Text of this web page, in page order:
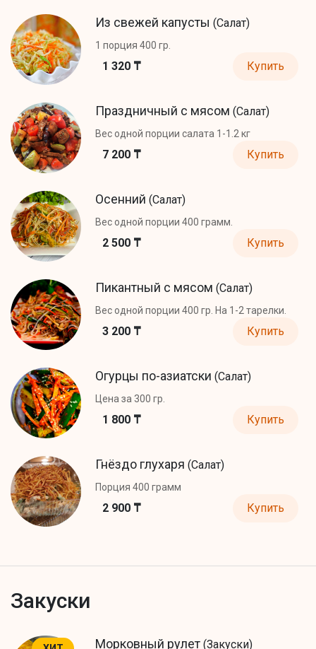
Из свежей капусты (Салат)
1 порция 400 гр.
1 320 ₸ Купить
Праздничный с мясом (Салат)
Вес одной порции салата 1-1.2 кг
7 200 ₸ Купить
Осенний (Салат)
Вес одной порции 400 грамм.
2 500 ₸ Купить
Пикантный с мясом (Салат)
Вес одной порции 400 гр. На 1-2 тарелки.
3 200 ₸ Купить
Огурцы по-азиатски (Салат)
Цена за 300 гр.
1 800 ₸ Купить
Гнёздо глухаря (Салат)
Порция 400 грамм
2 900 ₸ Купить
Закуски
Морковный рулет (Закуски)